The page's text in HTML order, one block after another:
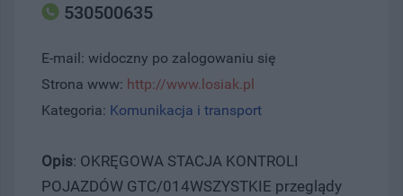
530500635
E-mail: widoczny po zalogowaniu się
Strona www: http://www.losiak.pl
Kategoria: Komunikacja i transport
Opis: OKRĘGOWA STACJA KONTROLI
POJAZDÓW GTC/014WSZYSTKIE przeglądy